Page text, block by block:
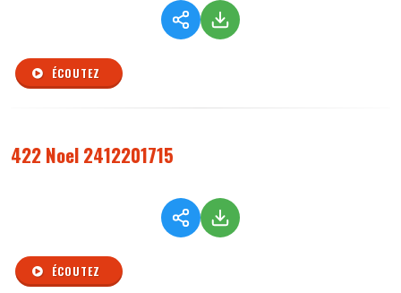
ÉCOUTEZ
422 Noel 2412201715
ÉCOUTEZ